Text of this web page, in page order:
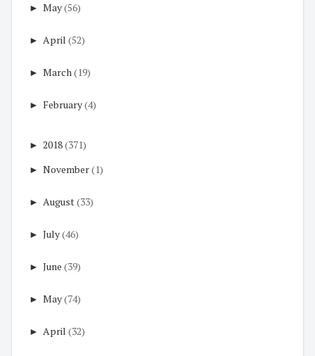
► May(56)
► April (52)
► March(19)
► February(4)
► 2018(371)
► November(1)
► August(33)
► July(46)
► June (39)
► May(74)
► April (32)